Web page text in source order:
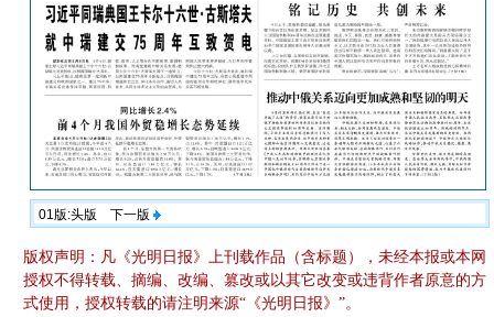
01版:头版 下一版
版权声明：凡《光明日报》上刊载作品（含标题），未经本报或本网
授权不得转载、摘编、改编、篡改或以其它改变或违背作者原意的方
式使用，授权转载的请注明来源“《光明日报》”。